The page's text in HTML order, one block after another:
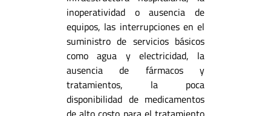
inoperatividad o ausencia de
equipos, las interrupciones en el
suministro de servicios básicos
como agua y electricidad, la
ausencia de fármacos y
tratamientos, la poca
disponibilidad de medicamentos